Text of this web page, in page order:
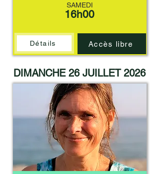
SAMEDI
16h00
Détails Accès libre
DIMANCHE 26 JUILLET 2026